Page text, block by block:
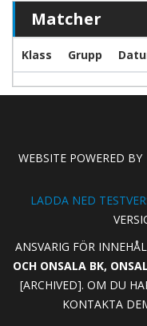
Matcher
Klass Grupp
WEBSITE POWERED BY
LADDA NED
ANSVARIG FÖR
OCH ONSALA BK,
[ARCHIVED]. OM DU
KONTAKTA